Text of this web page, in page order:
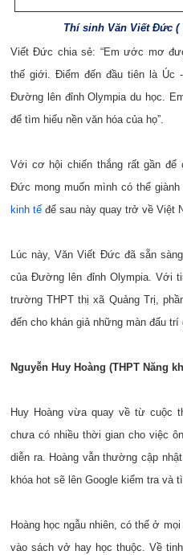
Thí sinh Văn Viết Đức (
Viết Đức chia sẻ: “Em ước mơ
thế giới. Điểm đến đầu tiên là Úc
Đường lên đỉnh Olympia du học.
để tìm hiểu nền văn hóa của họ”.
Với cơ hội chiến thắng rất gần
Đức mong muốn mình có thể
kinh tế để sau này quay trở về Việt
Lúc này, Văn Viết Đức đã sẵn
của Đường lên đỉnh Olympia. Với
trường THPT thị xã Quảng Trị,
đến cho khán giả những màn đấu
Nguyễn Huy Hoàng (THPT Năng
Huy Hoàng vừa quay về từ cuộc
chưa có nhiều thời gian cho việc
diễn ra. Hoàng vẫn thường cập
khóa hot sẽ lên Google kiểm tra và
Hoàng học ngẫu nhiên, có thể ở
vào sách vở hay học thuộc. Về